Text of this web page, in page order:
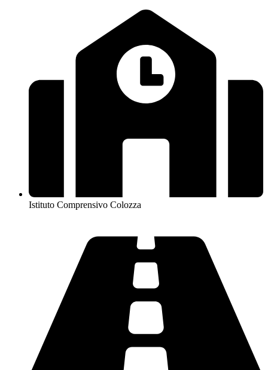
Istituto Comprensivo Colozza